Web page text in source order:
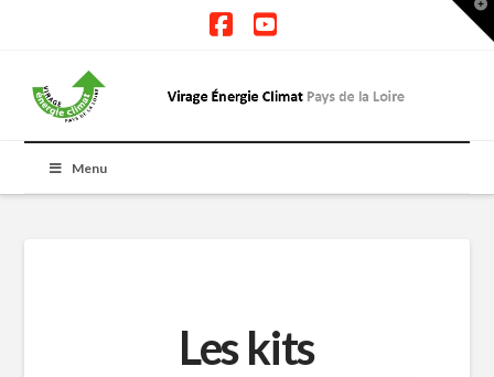
Menu
Les kits